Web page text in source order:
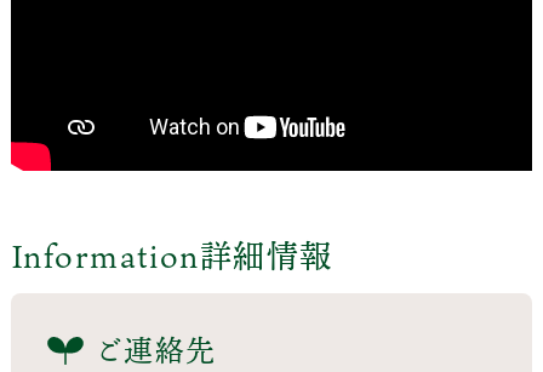
Information詳細情報
ご連絡先